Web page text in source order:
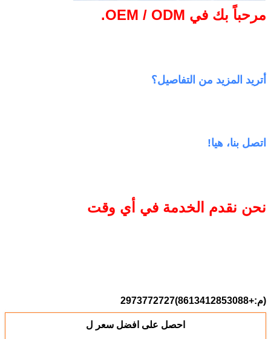
مرحباً بك في OEM / ODM.
أتريد المزيد من التفاصيل؟
اتصل بنا، هيا!
نحن نقدم الخدمة في أي وقت
(م:+8613412853088)2973772727
احصل على افضل سعر ل